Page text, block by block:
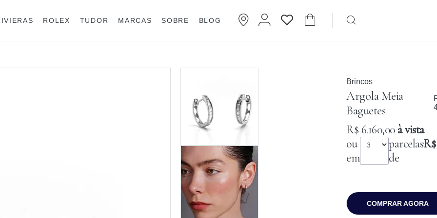
MARCAS SOBRE
ROLEX TUDOR BLOG
Brincos
Argola Meia
Baguetes
R$ 6.160,00à vista
ou
em
parcelas
de
R$
COMPRAR AGORA